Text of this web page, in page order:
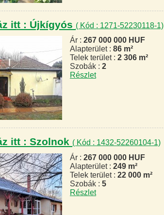
itt : Újkígyós ( Kód : 1271-52230118-1)
Ár : 267 000 000 HUF
Alapterület : 86 m²
Telek terület : 2 306 m²
Szobák : 2
Részlet
itt : Szolnok ( Kód : 1432-52260104-1)
Ár : 267 000 000 HUF
Alapterület : 249 m²
Telek terület : 22 000 m²
Szobák : 5
Részlet